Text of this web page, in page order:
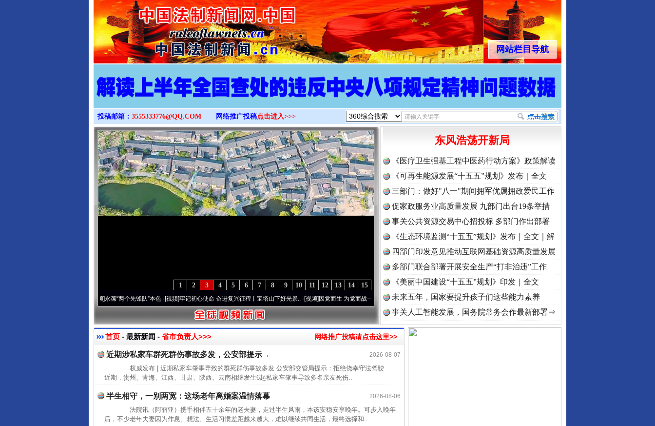
>
网站栏目导航
投稿邮箱： 3555333776@QQ.COM 网络推广投稿点击进入>>>
15
14
13
12
11
10
9
8
7
6
5
4
3
2
1
永葆“两个先锋队”本色·[视频]牢记初心使命 奋进复兴征程丨宝塔山下好光景..·[视频]因党而生 为党而战——百年“纪”事⑧加强纪律..·[视频]牢记初心使命 奋进复兴征程丨“转折之城”激荡..
东风浩荡开新局
《医疗卫生强基工程中医药行动方案》政策解读
《可再生能源发展“十五五”规划》发布｜全文
三部门：做好"八一"期间拥军优属拥政爱民工作
促家政服务业高质量发展 九部门出台19条举措
事关公共资源交易中心招投标 多部门作出部署
《生态环境监测“十五五”规划》发布｜全文｜解
读
四部门印发意见推动互联网基础资源高质量发展
多部门联合部署开展安全生产“打非治违”工作
《美丽中国建设“十五五”规划》印发｜全文
未来五年，国家要提升孩子们这些能力素养
事关人工智能发展，国务院常务会作最新部署⇒
首页 - 最新新闻 - 省市负责人>>> 网络推广投稿请点击这里>>
2026-08-07
近期涉私家车群死群伤事故多发，公安部提示→
权威发布 | 近期私家车肇事导致的群死群伤事故多发 公安部交管局提示：拒绝侥幸守法驾驶
近期，贵州、青海、江西、甘肃、陕西、云南相继发生6起私家车肇事导致多名亲友死伤..
2026-08-06
半生相守，一别两宽：这场老年离婚案温情落幕
法院讯（阿丽亚）携手相伴五十余年的老夫妻，走过半生风雨，本该安稳安享晚年。可步入晚年
后，不少老年夫妻因为作息、想法、生活习惯差距越来越大，难以继续共同生活，最终选择和..